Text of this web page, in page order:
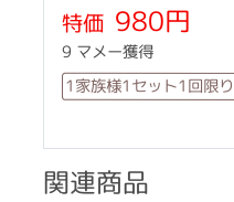
特価 980円
9 マメー獲得
1家族様1セット1回限
関連商品